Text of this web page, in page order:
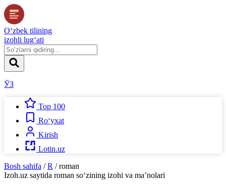
O‘zbek tilining
izohli lug‘ati
ЎЗ
Top 100
Ro‘yxat
Kirish
Lotin.uz
Bosh sahifa / R / roman
Izoh.uz saytida roman so‘zining izohi va ma’nolari